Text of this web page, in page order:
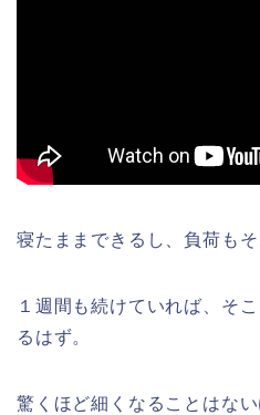
寝たままできるし、負荷もそ
１週間も続けていれば、そ
るはず。
驚くほど細くなることはな